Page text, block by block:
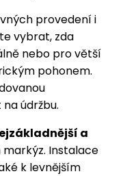
provedení i
vybrat, zda
nebo pro větší
pohonem.
údržbu.
a
Instalace
k levnějším